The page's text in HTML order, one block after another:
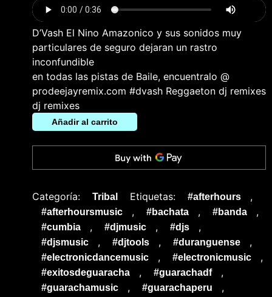
D’Vash El Nino Amazonico y sus sonidos muy
particulares de seguro dejaran un rastro
inconfundible
en todas las pistas de Baile, encuentralo @
prodeejayremix.com #dvash Reggaeton dj remixes
dj remixes
Añadir al carrito
Categoría: Tribal Etiquetas: #afterhours ,
#afterhoursmusic , #bachata , #banda ,
#cumbia , #djmusic , #djs ,
#djsmusic , #djtools , #duranguense ,
#electronicdancemusic , #electronicmusic ,
#exitosdeguaracha , #guarachadf ,
#guarachamusic , #guarachaperu ,